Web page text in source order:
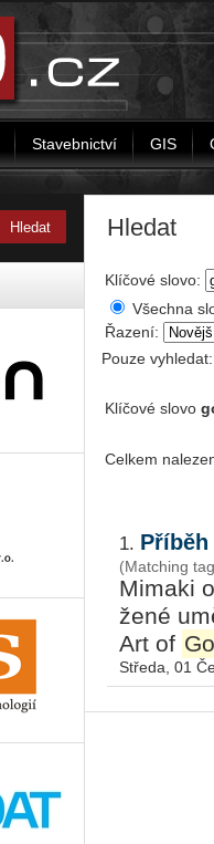
Stavebnictví GIS
Hledat
Klíčové slovo:
Všechna
Řazení:
Pouze
Klíčové slovo
Celkem
1.
(Matching
Mi­ma­ki
že­né
Art of
Středa, 01